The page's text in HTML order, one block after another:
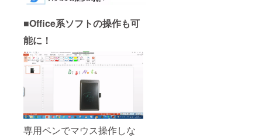
■Office系ソフトの操作も可
能に！
専用ペンでマウス操作しな